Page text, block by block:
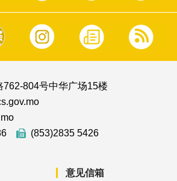
762-804号中华广场15楼
(853)2835 5426
意见信箱